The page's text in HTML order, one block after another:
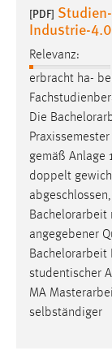
[PDF]
Industrie-
Relevanz:
erbracht ha-
Die
gemäß Anlage
doppelt
Bachelorarbeit
angegebener
Bachelorarbeit
studentischer
MA
selbständiger